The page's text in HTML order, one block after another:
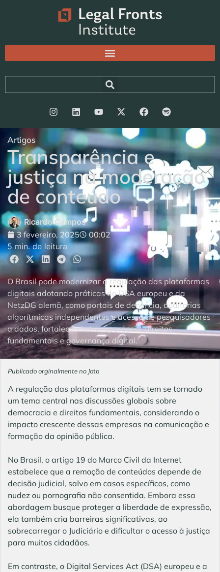
Artigos
Transparência e
justiça na moderação
de conteúdo
Ricardo Campos
3 fevereiro, 2025
00:02
5 min. de leitura
O Brasil pode modernizar a regulação das plataformas
digitais adotando práticas do DSA europeu e da
NetzDG alemã, como portais de denúncia, auditorias
algorítmicas independentes e acesso de pesquisadores
a dados, fortalecendo transparência, direitos
fundamentais e governança digital.
Publicado orginalmente no Jota
A regulação das plataformas digitais tem se tornado
um tema central nas discussões globais sobre
democracia e direitos fundamentais, considerando o
impacto crescente dessas empresas na comunicação e
formação da opinião pública.
No Brasil, o artigo 19 do Marco Civil da Internet
estabelece que a remoção de conteúdos depende de
decisão judicial, salvo em casos específicos, como
nudez ou pornografia não consentida. Embora essa
abordagem busque proteger a liberdade de expressão,
ela também cria barreiras significativas, ao
sobrecarregar o Judiciário e dificultar o acesso à justiça
para muitos cidadãos.
Em contraste, o Digital Services Act (DSA) europeu e a